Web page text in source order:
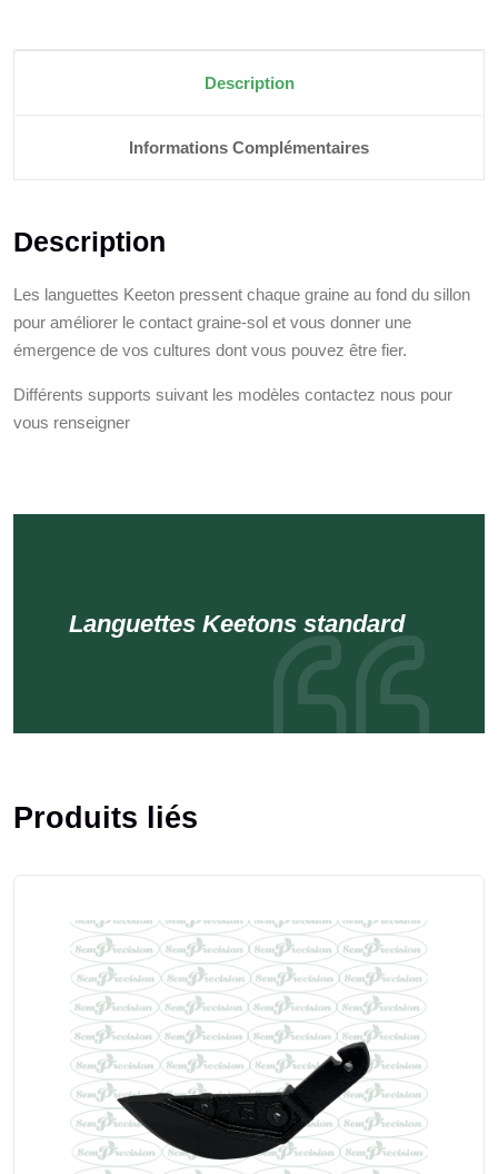
Description
Informations Complémentaires
Description
Les languettes Keeton pressent chaque graine au fond du sillon
pour améliorer le contact graine-sol et vous donner une
émergence de vos cultures dont vous pouvez être fier.
Différents supports suivant les modèles contactez nous pour
vous renseigner
Languettes Keetons standard
Produits liés